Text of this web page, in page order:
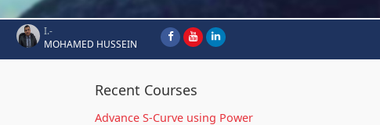
I.-
MOHAMED HUSSEIN
Recent Courses
Advance S-Curve using Power